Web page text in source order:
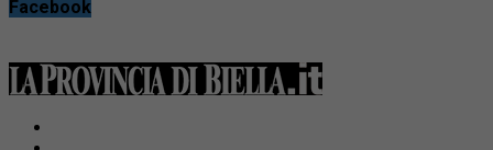
Facebook